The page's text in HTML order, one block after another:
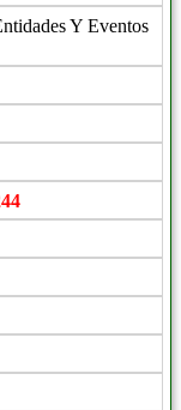
Y Eventos